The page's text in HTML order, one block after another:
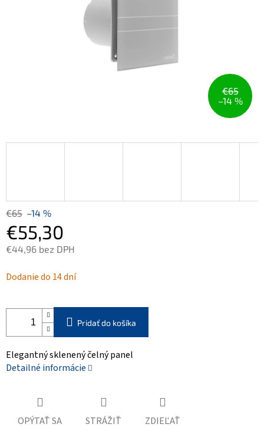
€65
–14 %
€65 –14 %
€55,30
€44,96 bez DPH
cena:
Dodanie do 14 dní
Pridať do košíka
Elegantný sklenený čelný panel
Detailné informácie
OPÝTAŤ SA STRÁŽIŤ ZDIEĽAŤ